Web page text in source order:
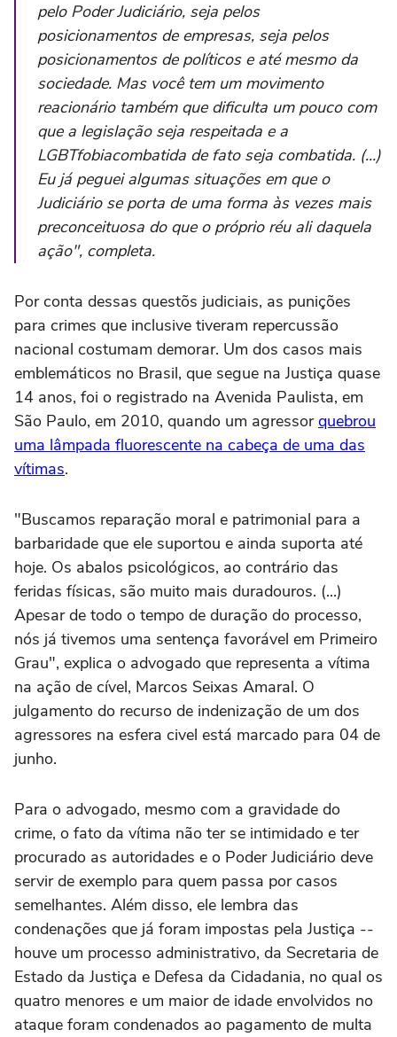
pelo Poder Judiciário, seja pelos
posicionamentos de empresas, seja pelos
posicionamentos de políticos e até mesmo da
sociedade. Mas você tem um movimento
reacionário também que dificulta um pouco com
que a legislação seja respeitada e a
LGBTfobiacombatida de fato seja combatida. (...)
Eu já peguei algumas situações em que o
Judiciário se porta de uma forma às vezes mais
preconceituosa do que o próprio réu ali daquela
ação", completa.
Por conta dessas questõs judiciais, as punições
para crimes que inclusive tiveram repercussão
nacional costumam demorar. Um dos casos mais
emblemáticos no Brasil, que segue na Justiça quase
14 anos, foi o registrado na Avenida Paulista, em
São Paulo, em 2010, quando um agressorquebrou
uma lâmpada fluorescente na cabeça de uma das
vítimas.
"Buscamos reparação moral e patrimonial para a
barbaridade que ele suportou e ainda suporta até
hoje. Os abalos psicológicos, ao contrário das
feridas físicas, são muito mais duradouros. (...)
Apesar de todo o tempo de duração do processo,
nós já tivemos uma sentença favorável em Primeiro
Grau", explica o advogado que representa a vítima
na ação de cível, Marcos Seixas Amaral. O
julgamento do recurso de indenização de um dos
agressores na esfera civel está marcado para 04 de
junho.
Para o advogado, mesmo com a gravidade do
crime, o fato da vítima não ter se intimidado e ter
procurado as autoridades e o Poder Judiciário deve
servir de exemplo para quem passa por casos
semelhantes. Além disso, ele lembra das
condenações que já foram impostas pela Justiça --
houve um processo administrativo, da Secretaria de
Estado da Justiça e Defesa da Cidadania, no qual os
quatro menores e um maior de idade envolvidos no
ataque foram condenados ao pagamento de multa